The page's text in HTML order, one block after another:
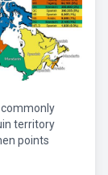
territory
points